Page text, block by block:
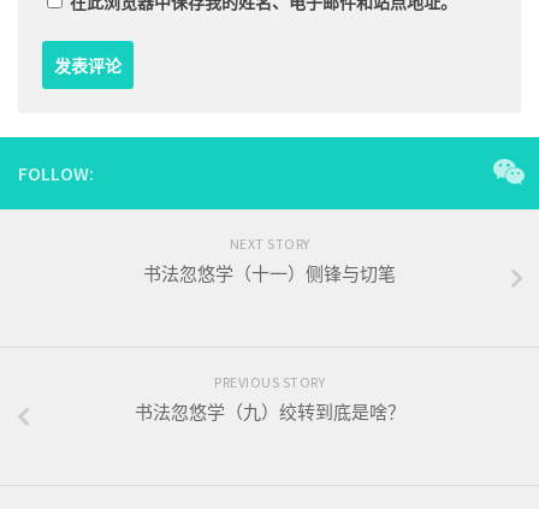
FOLLOW:
NEXT STORY
书法忽悠学（十一）侧锋与切笔
PREVIOUS STORY
书法忽悠学（九）绞转到底是啥？